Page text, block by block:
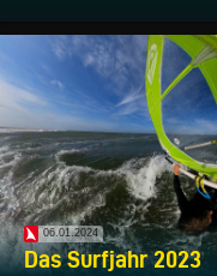
06.01.2024
Das Surfjahr 2023